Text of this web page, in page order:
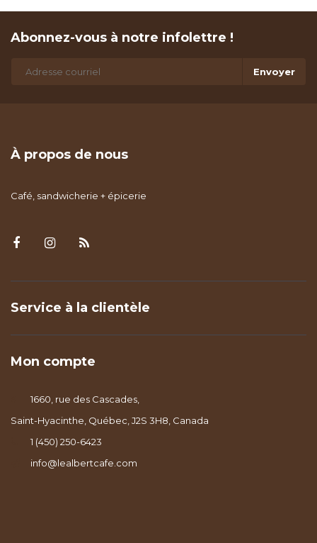
Abonnez-vous à notre infolettre !
Envoyer
À propos de nous
Café, sandwicherie + épicerie
Service à la clientèle
Mon compte
1660, rue des Cascades,
Saint-Hyacinthe, Québec, J2S 3H8, Canada
1 (450) 250-6423
info@lealbertcafe.com